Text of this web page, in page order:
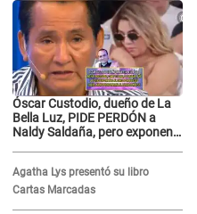
Óscar Custodio, dueño de La
Bella Luz, PIDE PERDÓN a
Naldy Saldaña, pero exponen
grabar"
Agatha Lys presentó su libro
Cartas Marcadas